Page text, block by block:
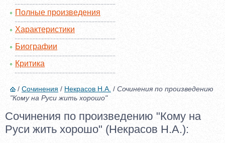
Полные произведения
Характеристики
Биографии
Критика
/ Сочинения / Некрасов Н.А. / Сочинения по произведению
"Кому на Руси жить хорошо"
Сочинения по произведению "Кому на
Руси жить хорошо" (Некрасов Н.А.):